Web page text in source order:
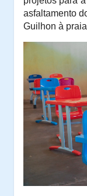
asfaltamento
Guilhon à